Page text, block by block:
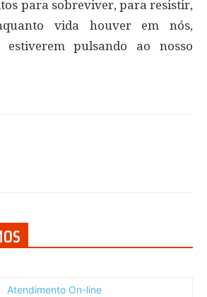
para sobreviver, para resistir,
vida houver em nós,
estiverem pulsando ao nosso